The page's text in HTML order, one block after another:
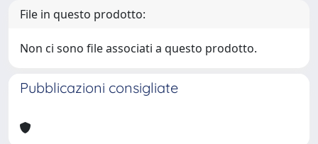
File in questo prodotto:
Non ci sono file associati a questo prodotto.
Pubblicazioni consigliate